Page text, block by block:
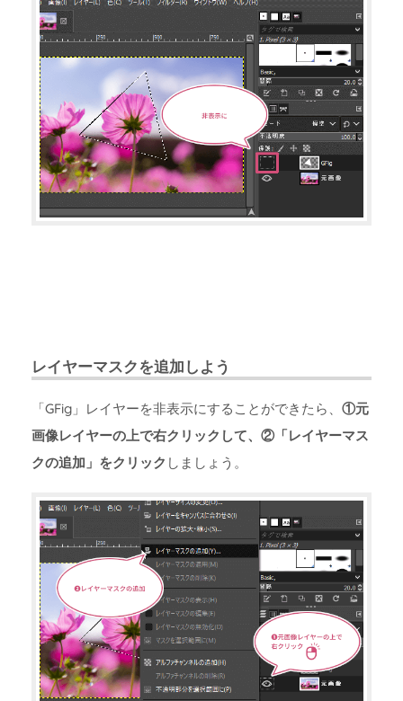
レイヤーマスクを追加しよう
「GFig」レイヤーを非表示にすることができたら、 ①元
画像レイヤーの上で右クリックして、②「レイヤーマス
クの追加」をクリック しましょう。